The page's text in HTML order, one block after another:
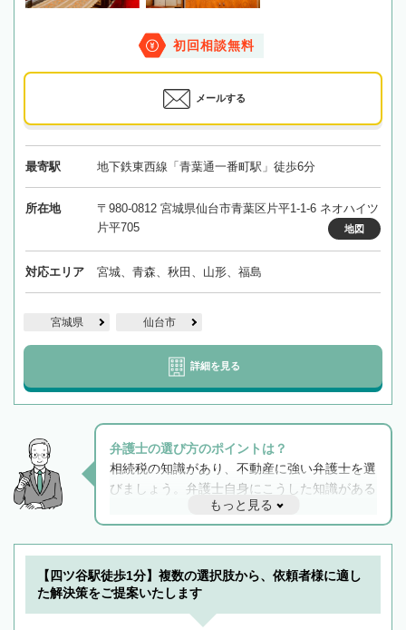
初回相談無料
メールする
最寄駅 地下鉄東西線「青葉通一番町駅」徒歩6分
所在地
〒980-0812 宮城県仙台市青葉区片平1-1-6 ネオハイツ
片平705
地図
対応エリア 宮城、青森、秋田、山形、福島
宮城県 仙台市
詳細を見る
弁護士の選び方のポイントは？
相続税の知識があり、不動産に強い弁護士を選
びましょう。弁護士自身にこうした知識がある
と他士業との連携もスムーズに進み、トラブル
解決のみならず相続をトータルで任せることが
できます。また、相続は感情がからむ分野なの
でフィーリングも重要です。実際に電話や面談
で複数の弁護士と会話をしてウマが合う方に依
もっと見る
【四ツ谷駅徒歩1分】複数の選択肢から、依頼者様に適し
た解決策をご提案いたします